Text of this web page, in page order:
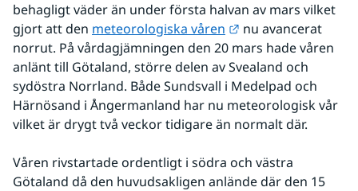
behagligt väder än under första halvan av mars vilket
gjort att den meteorologiska våren Länk till annan
nu avancerat
norrut. På vårdagjämningen den 20 mars hade våren
anlänt till Götaland, större delen av Svealand och
sydöstra Norrland. Både Sundsvall i Medelpad och
Härnösand i Ångermanland har nu meteorologisk vår
vilket är drygt två veckor tidigare än normalt där.
Våren rivstartade ordentligt i södra och västra
Götaland då den huvudsakligen anlände där den 15